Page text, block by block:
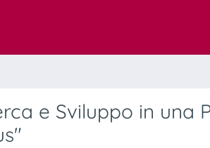
e Sviluppo in una